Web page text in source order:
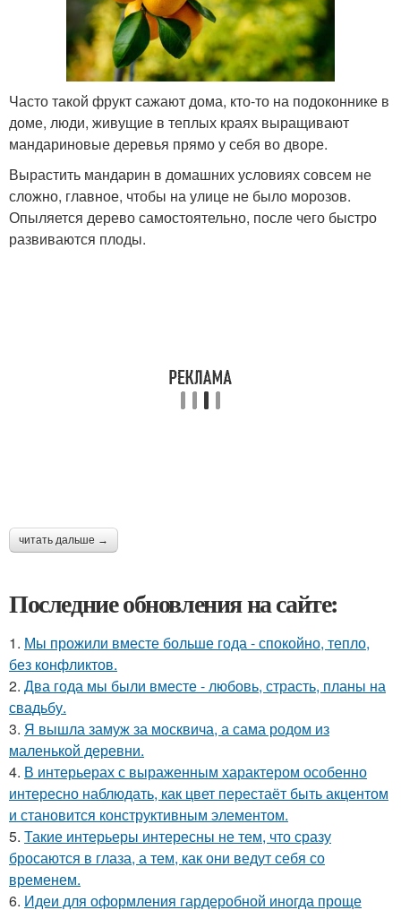
Часто такой фрукт сажают дома, кто-то на подоконнике в
доме, люди, живущие в теплых краях выращивают
мандариновые деревья прямо у себя во дворе.
Вырастить мандарин в домашних условиях совсем не
сложно, главное, чтобы на улице не было морозов.
Опыляется дерево самостоятельно, после чего быстро
развиваются плоды.
читать дальше →
Последние обновления на сайте:
1. Мы прожили вместе больше года - спокойно, тепло,
без конфликтов.
2. Два года мы были вместе - любовь, страсть, планы на
свадьбу.
3. Я вышла замуж за москвича, а сама родом из
маленькой деревни.
4. В интерьерах с выраженным характером особенно
интересно наблюдать, как цвет перестаёт быть акцентом
и становится конструктивным элементом.
5. Такие интерьеры интересны не тем, что сразу
бросаются в глаза, а тем, как они ведут себя со
временем.
6. Идеи для оформления гардеробной иногда проще